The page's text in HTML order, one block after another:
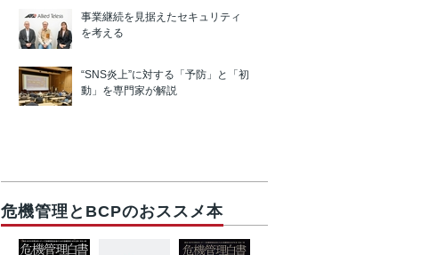
事業継続を見据えたセキュリティ
を考える
“SNS炎上”に対する「予防」と「初
動」を専門家が解説
危機管理とBCPのおススメ本